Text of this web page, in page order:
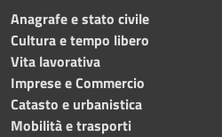
Anagrafe e stato civile
Cultura e tempo libero
Vita lavorativa
Imprese e Commercio
Catasto e urbanistica
Mobilità e trasporti